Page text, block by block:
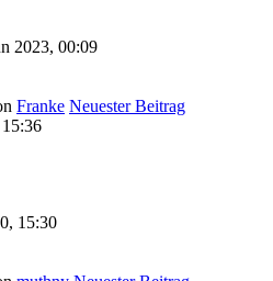
2023, 00:09
Franke Neuester Beitrag
15:30